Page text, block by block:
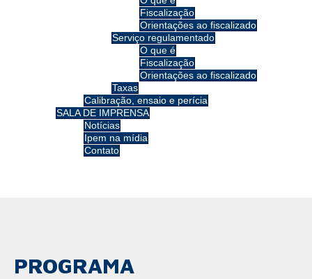
Fiscalização
Orientações ao fiscalizado
Serviço regulamentado
O que é
Fiscalização
Orientações ao fiscalizado
Taxas
Calibração, ensaio e perícia
SALA DE IMPRENSA
Notícias
Ipem na mídia
Contato
PROGRAMA